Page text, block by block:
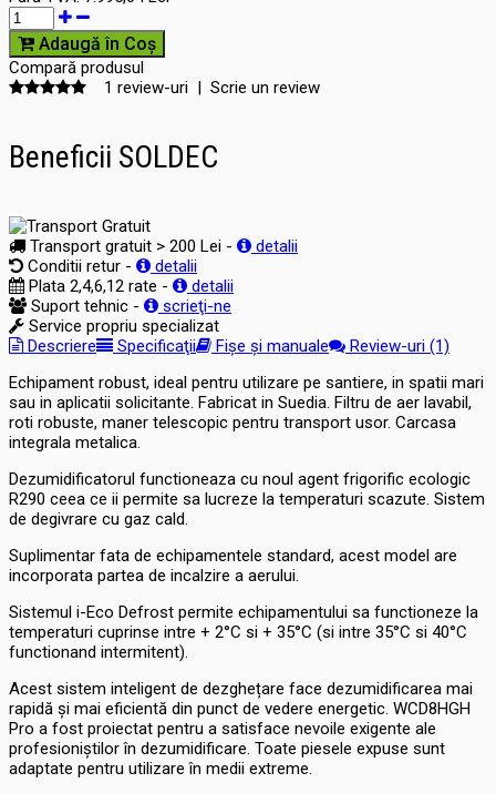
Adaugă în Coş
Compară produsul
1 review-uri | Scrie un review
Beneficii SOLDEC
Transport gratuit > 200 Lei -
detalii
Conditii retur -
detalii
Plata 2,4,6,12 rate -
detalii
Suport tehnic -
scrieţi-ne
Service propriu specializat
Descriere
Specificaţii Fișe și manuale
Review-uri (1)
Echipament robust, ideal pentru utilizare pe santiere, in spatii mari
sau in aplicatii solicitante. Fabricat in Suedia. Filtru de aer lavabil,
roti robuste, maner telescopic pentru transport usor. Carcasa
integrala metalica.
Dezumidificatorul functioneaza cu noul agent frigorific ecologic
R290 ceea ce ii permite sa lucreze la temperaturi scazute. Sistem
de degivrare cu gaz cald.
Suplimentar fata de echipamentele standard, acest model are
incorporata partea de incalzire a aerului.
Sistemul i-Eco Defrost permite echipamentului sa functioneze la
temperaturi cuprinse intre + 2°C si + 35°C (si intre 35°C si 40°C
functionand intermitent).
Acest sistem inteligent de dezghețare face dezumidificarea mai
rapidă și mai eficientă din punct de vedere energetic. WCD8HGH
Pro a fost proiectat pentru a satisface nevoile exigente ale
profesioniștilor în dezumidificare. Toate piesele expuse sunt
adaptate pentru utilizare în medii extreme.